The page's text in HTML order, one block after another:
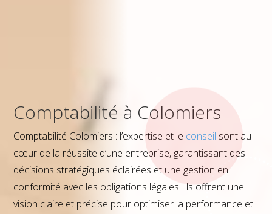
Comptabilité à Colomiers
Comptabilité Colomiers : l’expertise et le conseil sont au
cœur de la réussite d’une entreprise, garantissant des
décisions stratégiques éclairées et une gestion en
conformité avec les obligations légales. Ils offrent une
vision claire et précise pour optimiser la performance et